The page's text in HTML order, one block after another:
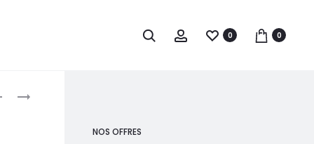
0 0
navigation
PROXELLI
NOS OFFRES